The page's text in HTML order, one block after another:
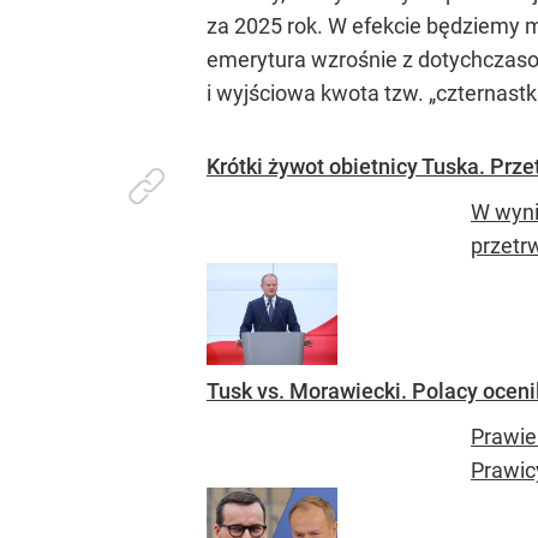
za 2025 rok. W efekcie będziemy
emerytura wzrośnie z
i wyjściowa kwota tzw.
Krótki żywot obietnicy Tuska.
W
Tusk vs. Morawiecki. Polacy